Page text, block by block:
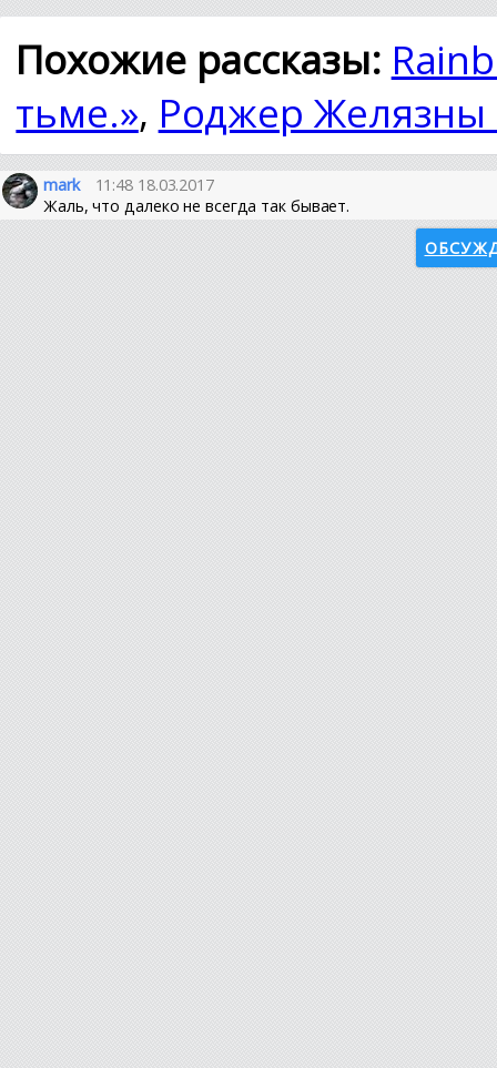
Похожие рассказы:
тьме.», Роджер Желязны
mark
11:48 18.03.2017
Жаль, что далеко не всегда так бывает.